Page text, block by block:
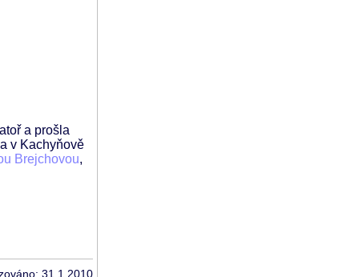
a prošla
v Kachyňově
Brejchovou,
31.1.2010